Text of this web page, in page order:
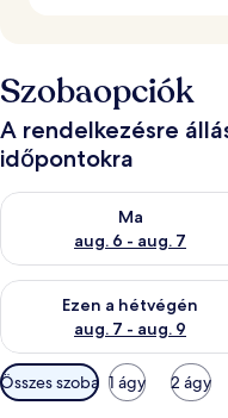
Szobaopciók
A rendelkezésre
időpontokra
Ma
aug. 6 - aug. 7
A ma esti rendelkezésre
Ezen a hétvégén
aug. 7 - aug. 9
A mostani hétvégi
Szobákhoz
rendelkezésre
Összes szoba 1 ágy 2 ágy